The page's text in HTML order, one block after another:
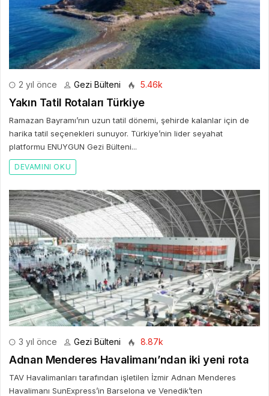
2 yıl önce Gezi Bülteni 5.46k
Yakın Tatil Rotaları Türkiye
Ramazan Bayramı’nın uzun tatil dönemi, şehirde kalanlar için de
harika tatil seçenekleri sunuyor. Türkiye’nin lider seyahat
platformu ENUYGUN Gezi Bülteni...
DEVAMINI OKU
3 yıl önce Gezi Bülteni 8.87k
Adnan Menderes Havalimanı’ndan iki yeni rota
TAV Havalimanları tarafından işletilen İzmir Adnan Menderes
Havalimanı SunExpress’in Barselona ve Venedik’ten